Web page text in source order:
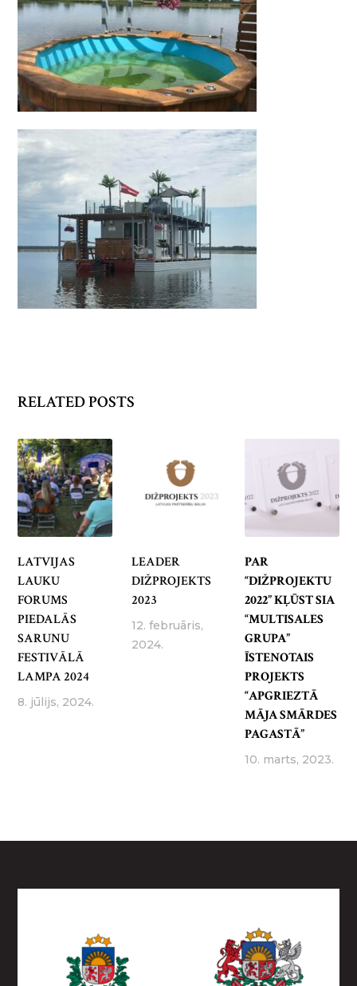
RELATED POSTS
LATVIJAS
LAUKU
FORUMS
PIEDALĀS
SARUNU
FESTIVĀLĀ
LAMPA 2024
8. jūlijs, 2024.
LEADER
DIŽPROJEKTS
2023
12. februāris,
2024.
PAR
“DIŽPROJEKTU
2022” KĻŪST SIA
“MULTISALES
GRUPA”
ĪSTENOTAIS
PROJEKTS
“APGRIEZTĀ
MĀJA SMĀRDES
PAGASTĀ”
10. marts, 2023.